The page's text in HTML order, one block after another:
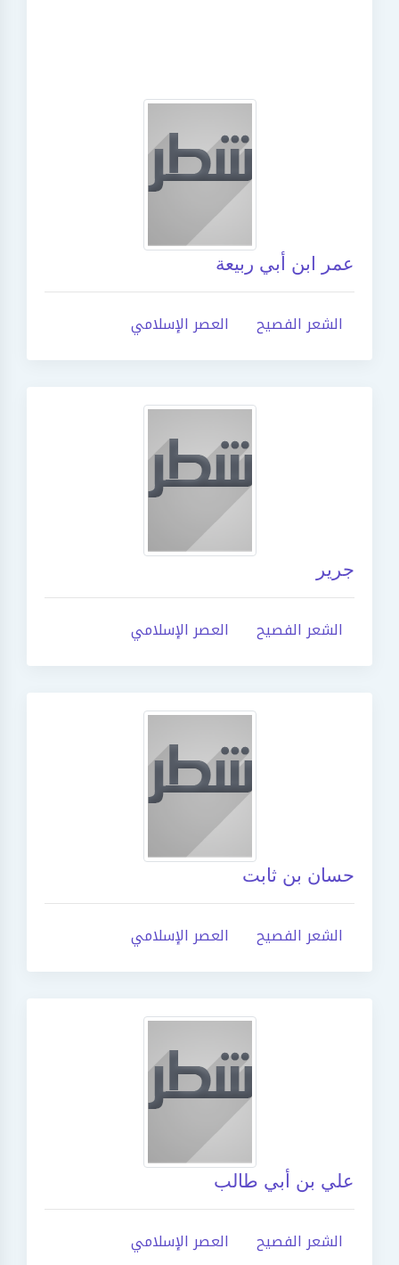
عمر ابن أبي ربيعة
الشعر الفصيح العصر الإسلامي
جرير
الشعر الفصيح العصر الإسلامي
حسان بن ثابت
الشعر الفصيح العصر الإسلامي
علي بن أبي طالب
الشعر الفصيح العصر الإسلامي